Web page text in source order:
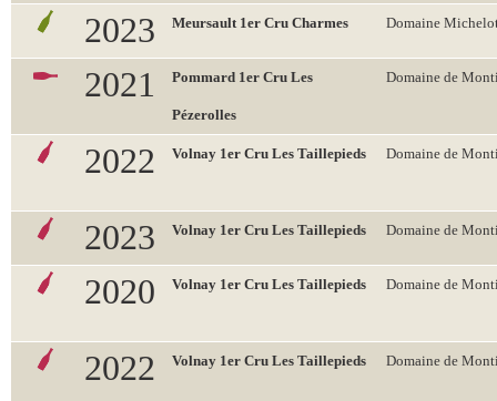
2023 Meursault 1er Cru Charmes Domaine
2021 Pommard 1er Cru Les
Pézerolles
Domaine de
2022 Volnay 1er Cru Les Taillepieds Domaine de
2023 Volnay 1er Cru Les Taillepieds Domaine de
2020 Volnay 1er Cru Les Taillepieds Domaine de
2022 Volnay 1er Cru Les Taillepieds Domaine de